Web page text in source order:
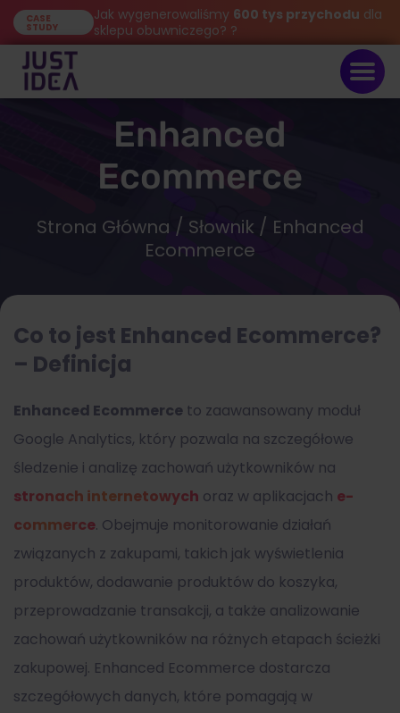
CASE
STUDY
Jak wygenerowaliśmy 600 tys przychodu dla
sklepu obuwniczego? ?
Enhanced
Ecommerce
Strona Główna / Słownik / Enhanced
Ecommerce
Co to jest Enhanced Ecommerce?
– Definicja
Enhanced Ecommerce to zaawansowany moduł
Google Analytics, który pozwala na szczegółowe
śledzenie i analizę zachowań użytkowników na
stronach internetowych oraz w aplikacjach e-
commerce. Obejmuje monitorowanie działań
związanych z zakupami, takich jak wyświetlenia
produktów, dodawanie produktów do koszyka,
przeprowadzanie transakcji, a także analizowanie
zachowań użytkowników na różnych etapach ścieżki
zakupowej. Enhanced Ecommerce dostarcza
szczegółowych danych, które pomagają w